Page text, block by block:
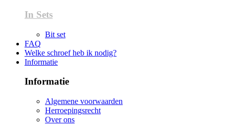
In Sets
Bit set
FAQ
Welke schroef heb ik nodig?
Informatie
Informatie
Algemene voorwaarden
Herroepingsrecht
Over ons